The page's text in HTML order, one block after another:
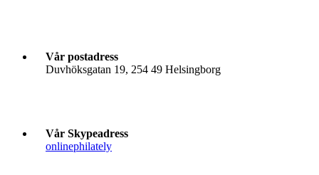
Vår postadress
Duvhöksgatan 19, 254 49 Helsingborg
Vår Skypeadress
onlinephilately